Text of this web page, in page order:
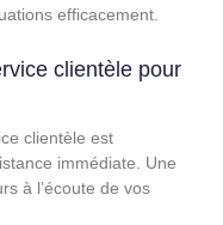
efficacement.
clientèle pour
clientèle est
immédiate. Une
à l’écoute de vos